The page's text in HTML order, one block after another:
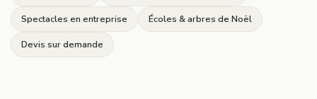
Spectacles en entreprise Écoles & arbres de Noël
Devis sur demande